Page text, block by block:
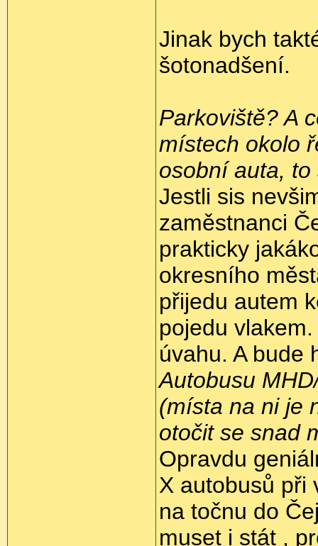
Jinak bych
šotonadšení.
Parkoviště? A
místech okolo
osobní auta,
Jestli sis
zaměstnanci
prakticky
okresního
přijedu autem
pojedu
úvahu. A bude
Autobusu
(místa na ni je
otočit se snad
Opravdu
X autobusů při
na točnu do
muset i stát ,